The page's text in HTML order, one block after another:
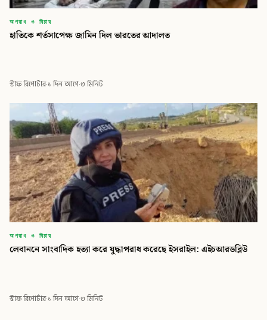
অপরাধ ও বিচার
হাতিকে শর্তসাপেক্ষ জামিন দিল ভারতের আদালত
স্টাফ রিপোর্টার·১ দিন আগে·৩ মিনিট
অপরাধ ও বিচার
লেবাননে সাংবাদিক হত্যা করে যুদ্ধাপরাধ করেছে ইসরাইল: এইচআরডব্লিউ
স্টাফ রিপোর্টার·১ দিন আগে·৩ মিনিট